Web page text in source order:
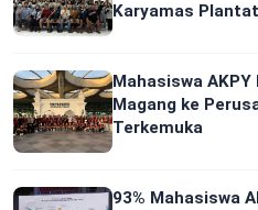
Karyamas
Mahasiswa
Magang ke
Terkemuka
93% Mahasiswa